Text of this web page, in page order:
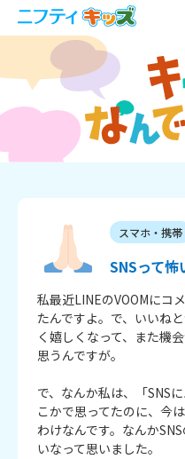
スマホ・携帯
SNSって怖
私最近LINEのVOOMにコ
たんですよ。で、いいね
く嬉しくなって、また機
思うんですが。
で、なんか私は、「SNS
こかで思ってたのに、今
わけなんです。なんか
いなって思いました。